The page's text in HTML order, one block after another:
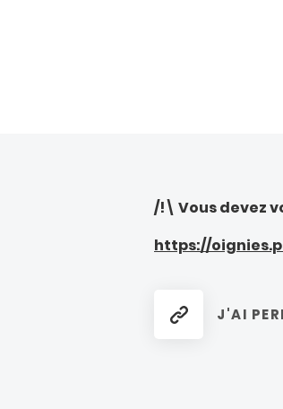
/!\ Vous devez
https://
J'AI